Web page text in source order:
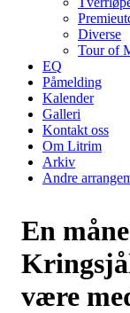
Diverse
Tour of
EQ
Påmelding
Kalender
Galleri
Kontakt oss
Om Litrim
Arkiv
Andre
En
være